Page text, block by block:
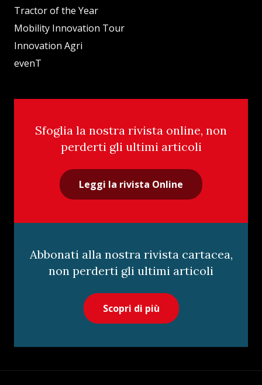
Tractor of the Year
Mobility Innovation Tour
Innovation Agri
evenT
Sfoglia la nostra rivista online, non
perderti gli ultimi articoli
Leggi la rivista Online
Abbonati alla nostra rivista cartacea,
non perderti gli ultimi articoli
Scopri di più